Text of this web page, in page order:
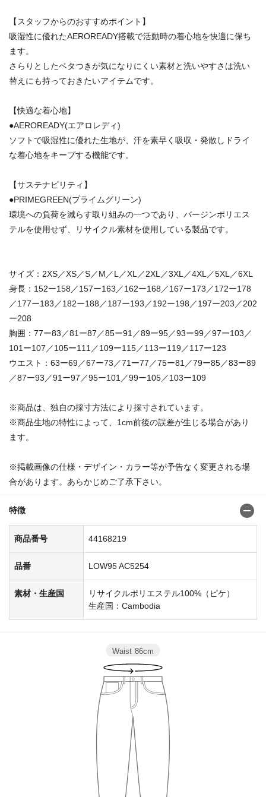
【スタッフからのおすすめポイント】
吸湿性に優れたAEROREADY搭載で活動時の着心地を快適に保ち
ます。
さらりとしたベタつきが気になりにくい素材と洗いやすさは洗い
替えにも持っておきたいアイテムです。
【快適な着心地】
●AEROREADY(エアロレディ)
ソフトで吸湿性に優れた生地が、汗を素早く吸収・発散しドライ
な着心地をキープする機能です。
【サステナビリティ】
●PRIMEGREEN(プライムグリーン)
環境への負荷を減らす取り組みの一つであり、バージンポリエス
テルを使用せず、リサイクル素材を使用している製品です。
サイズ：2XS／XS／S／M／L／XL／2XL／3XL／4XL／5XL／6XL
身長：152ー158／157ー163／162ー168／167ー173／172ー178
／177ー183／182ー188／187ー193／192ー198／197ー203／202
ー208
胸囲：77ー83／81ー87／85ー91／89ー95／93ー99／97ー103／
101ー107／105ー111／109ー115／113ー119／117ー123
ウエスト：63ー69／67ー73／71ー77／75ー81／79ー85／83ー89
／87ー93／91ー97／95ー101／99ー105／103ー109
※商品は、独自の採寸方法により採寸されています。
※商品生地の特性によって、1cm前後の誤差が生じる場合があり
ます。
※掲載画像の仕様・デザイン・カラー等が予告なく変更される場
合があります。あらかじめご了承下さい。
特徴
商品番号 44168219
品番 LOW95 AC5254
素材・生産国
リサイクルポリエステル100%（ピケ）
生産国：Cambodia
Waist 86cm